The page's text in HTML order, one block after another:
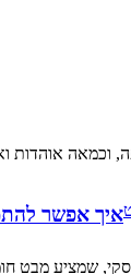
וכמאה
איך אפשר